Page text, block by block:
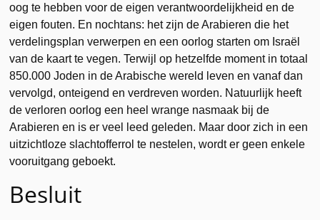
oog te hebben voor de eigen verantwoordelijkheid en de
eigen fouten. En nochtans: het zijn de Arabieren die het
verdelingsplan verwerpen en een oorlog starten om Israël
van de kaart te vegen. Terwijl op hetzelfde moment in totaal
850.000 Joden in de Arabische wereld leven en vanaf dan
vervolgd, onteigend en verdreven worden. Natuurlijk heeft
de verloren oorlog een heel wrange nasmaak bij de
Arabieren en is er veel leed geleden. Maar door zich in een
uitzichtloze slachtofferrol te nestelen, wordt er geen enkele
vooruitgang geboekt.
Besluit